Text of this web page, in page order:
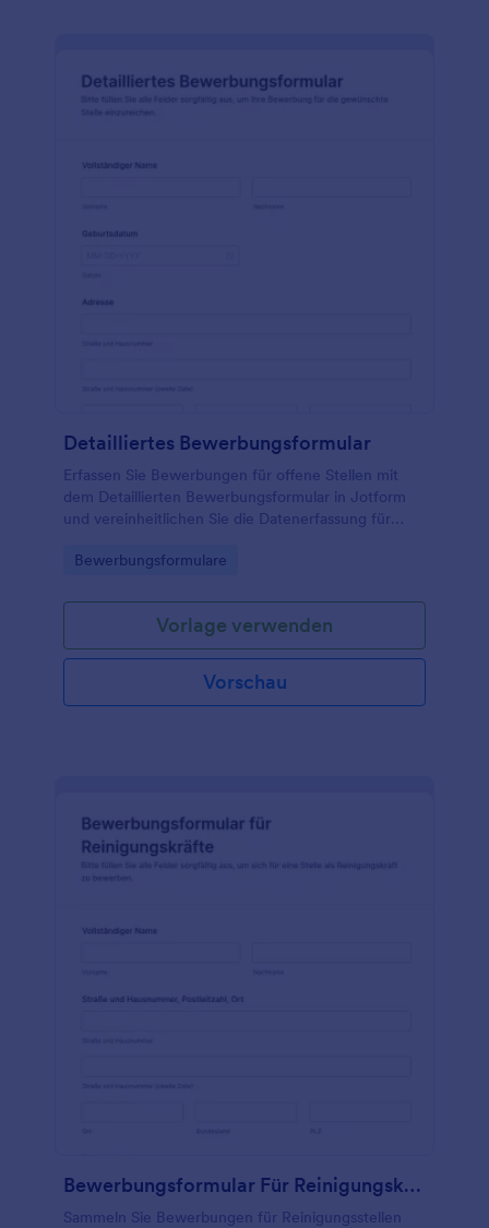
Detailliertes Bewerbungsformular
Erfassen Sie Bewerbungen für offene Stellen mit
dem Detaillierten Bewerbungsformular in Jotform
und vereinheitlichen Sie die Datenerfassung für
Unternehmen über einen einfachen Online-Prozess.
Go to Category:
Bewerbungsformulare
Vorlage verwenden
Vorschau
Bewerbungsformular Für Reinigungskräfte
Sammeln Sie Bewerbungen für Reinigungsstellen